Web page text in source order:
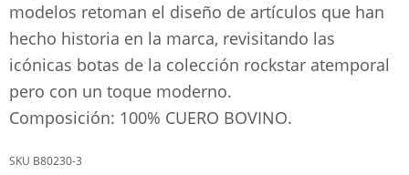
modelos retoman el diseño de artículos que han
hecho historia en la marca, revisitando las
icónicas botas de la colección rockstar atemporal
pero con un toque moderno.
Composición: 100% CUERO BOVINO.
B80230-3